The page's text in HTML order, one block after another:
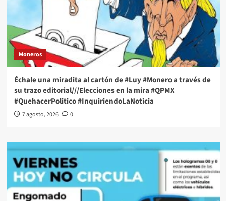
Moneros
Échale una miradita al cartón de #Luy #Monero a través de
su trazo editorial///Elecciones en la mira #QPMX
#QuehacerPolitico #InquiriendoLaNoticia
7 agosto, 2026 0